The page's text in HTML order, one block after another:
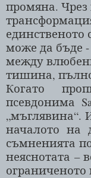
промяна.
единственото
може да бъде
между
тишина,
Когато
псевдонима
„мъглявина“.
началото на
съмненията
неяснотата –
ограниченото